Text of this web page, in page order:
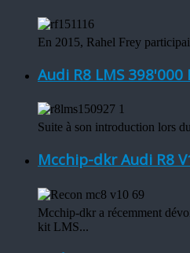
En 2015, Rahel Frey
Audi R8 LMS 398'000
Suite à son introduction lors
Mcchip-dkr Audi R8
Mcchip-dkr a récemment
kit LMS...